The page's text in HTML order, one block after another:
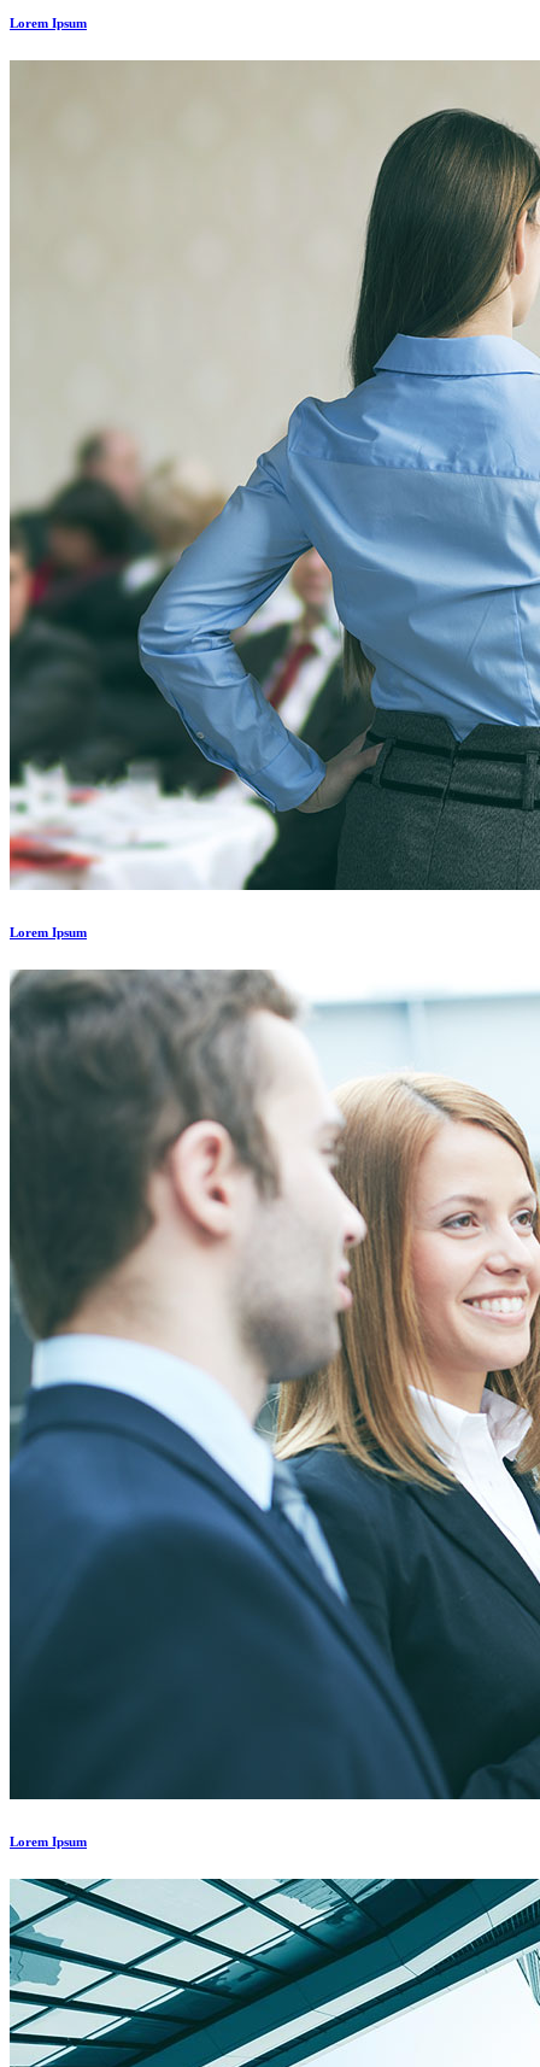
Lorem Ipsum
Lorem Ipsum
Lorem Ipsum